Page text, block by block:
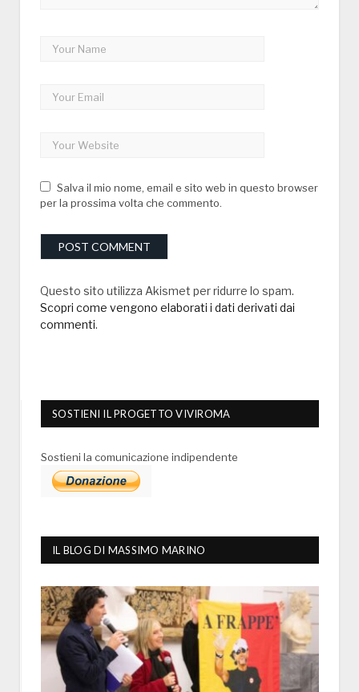
Salva il mio nome, email e sito web in questo browser
per la prossima volta che commento.
Questo sito utilizza Akismet per ridurre lo spam.
Scopri come vengono elaborati i dati derivati dai
commenti.
SOSTIENI IL PROGETTO VIVIROMA
Sostieni la comunicazione indipendente
IL BLOG DI MASSIMO MARINO